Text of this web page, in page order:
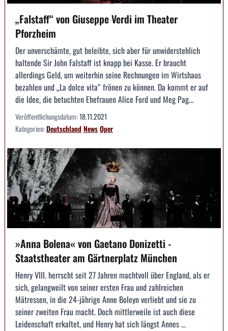
„Falstaff“ von Giuseppe Verdi im Theater
Pforzheim
Der unverschämte, gut beleibte, sich aber für unwiderstehlich
haltende Sir John Falstaff ist knapp bei Kasse. Er braucht
allerdings Geld, um weiterhin seine Rechnungen im Wirtshaus
bezahlen und „La dolce vita“ frönen zu können. Da kommt er auf
die Idee, die betuchten Ehefrauen Alice Ford und Meg Pag...
Veröffentlichungsdatum:18.11.2021
Kategorien:DeutschlandNewsOper
»Anna Bolena« von Gaetano Donizetti -
Staatstheater am Gärtnerplatz München
Henry VIII. herrscht seit 27 Jahren machtvoll über England, als er
sich, gelangweilt von seiner ersten Frau und zahlreichen
Mätressen, in die 24-jährige Anne Boleyn verliebt und sie zu
seiner zweiten Frau macht. Doch mittlerweile ist auch diese
Leidenschaft erkaltet, und Henry hat sich längst Annes ...